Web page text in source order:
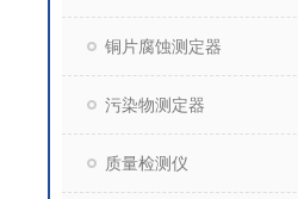
铜片腐蚀测定器
污染物测定器
质量检测仪